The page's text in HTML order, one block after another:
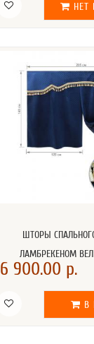
НЕТ
ШТОРЫ
ЛАМБРЕКЕНОМ
6 900.00 р.
В